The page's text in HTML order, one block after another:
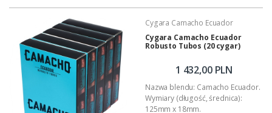
Opakowanie: aluminiowa,
lakierowana tuba.
Podana wartość to: cena za...
Cygara Camacho Ecuador
Cygara Camacho Ecuador
Robusto Tubos (20 cygar)
1 432,00 PLN
Nazwa blendu: Camacho Ecuador.
Wymiary (długość, średnica):
125mm x 18mm.